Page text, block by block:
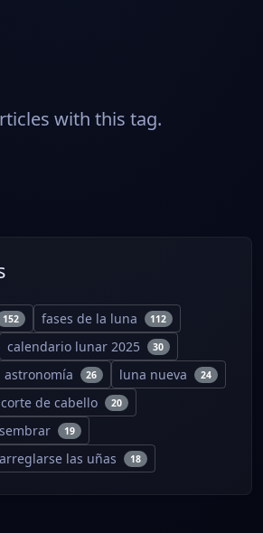
with this tag.
152 fases de la luna 112
calendario lunar 2025 30
astronomía 26 luna nueva 24
de cabello 20
19
las uñas 18